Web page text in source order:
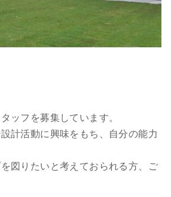
ッフを募集しています。
計活動に興味をもち、自分の能力
図りたいと考えておられる方、ご